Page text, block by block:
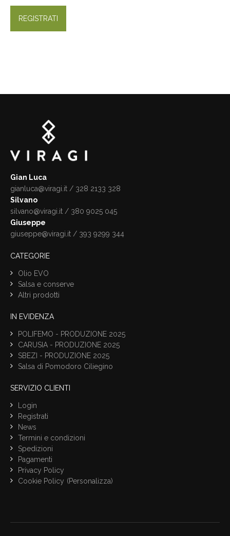
Gian Luca
gianluca@viragi.it / 328 2133 328
Silvano
silvano@viragi.it / 380 9025 045
Giuseppe
giuseppe@viragi.it / 393 9299 344
CATEGORIE
Olio EVO
Salsa e conserve
Altri prodotti
IN EVIDENZA
POLIFEMO - PRODUZIONE 2025
CARUSIA - PRODUZIONE 2025
SBEZI - PRODUZIONE 2025
Salsa di Pomodoro Ciliegino
SERVIZIO CLIENTI
Login
Registrati
News
Termini e condizioni
Spedizioni
Pagamenti
Privacy Policy
Cookie Policy (Personalizza)